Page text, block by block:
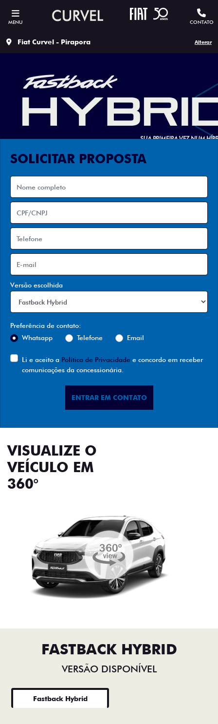
MENU CONTATO
Fiat Curvel - Pirapora Alterar
SOLICITAR PROPOSTA
Versão escolhida
Preferência de contato:
Whatsapp
Telefone Email
Li e aceito a Política de Privacidade e concordo em receber
comunicações da concessionária.
ENTRAR EM CONTATO
VISUALIZE O
VEÍCULO EM
360°
FASTBACK HYBRID
VERSÃO DISPONÍVEL
Fastback Hybrid